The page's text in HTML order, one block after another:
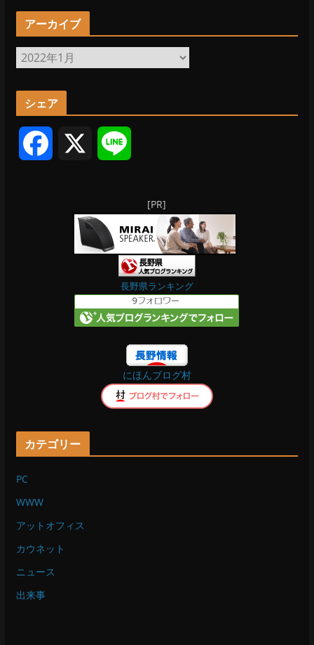
アーカイブ
ア
ー
カ
ブ
シェア
n
e
[PR]
長野県ランキング
にほんブログ村
カテゴリー
PC
WWW
アットオフィス
カウネット
ニュース
出来事